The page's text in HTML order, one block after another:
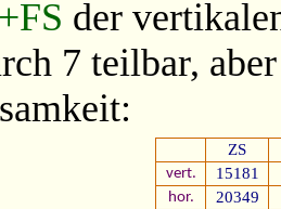
+FS der
7 teilbar,
ZS
vert. 15181
hor.
20349